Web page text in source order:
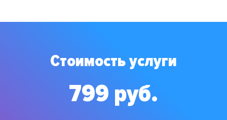
Стоимость услуги
799 руб.